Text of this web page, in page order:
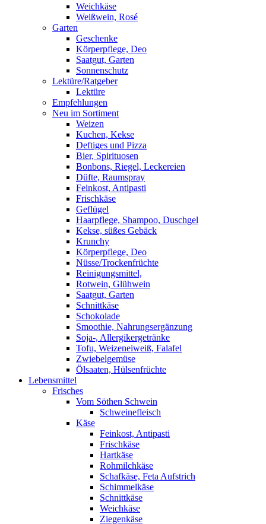
Weichkäse
Weißwein, Rosé
Garten
Geschenke
Körperpflege, Deo
Saatgut, Garten
Sonnenschutz
Lektüre/Ratgeber
Lektüre
Empfehlungen
Neu im Sortiment
Weizen
Kuchen, Kekse
Deftiges und Pizza
Bier, Spirituosen
Bonbons, Riegel, Leckereien
Düfte, Raumspray
Feinkost, Antipasti
Frischkäse
Geflügel
Haarpflege, Shampoo, Duschgel
Kekse, süßes Gebäck
Krunchy
Körperpflege, Deo
Nüsse/Trockenfrüchte
Reinigungsmittel,
Rotwein, Glühwein
Saatgut, Garten
Schnittkäse
Schokolade
Smoothie, Nahrungsergänzung
Soja-, Allergikergetränke
Tofu, Weizeneiweiß, Falafel
Zwiebelgemüse
Ölsaaten, Hülsenfrüchte
Lebensmittel
Frisches
Vom Söthen Schwein
Schweinefleisch
Käse
Feinkost, Antipasti
Frischkäse
Hartkäse
Rohmilchkäse
Schafkäse, Feta Aufstrich
Schimmelkäse
Schnittkäse
Weichkäse
Ziegenkäse